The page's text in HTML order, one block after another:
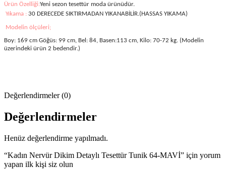
Ürün Özelliği:Yeni sezon tesettür moda ürünüdür.
Yıkama : 30 DERECEDE SIKTIRMADAN YIKANABİLİR.(HASSAS YIKAMA)
Modelin ölçüleri;
Boy: 169 cm Göğüs: 99 cm, Bel: 84, Basen:113 cm, Kilo: 70-72 kg. (Modelin
üzerindeki ürün 2 bedendir.)
Değerlendirmeler (0)
Değerlendirmeler
Henüz değerlendirme yapılmadı.
“Kadın Nervür Dikim Detaylı Tesettür Tunik 64-MAVİ” için yorum
yapan ilk kişi siz olun